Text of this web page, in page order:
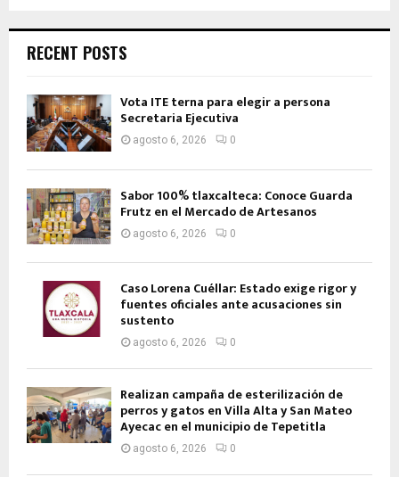
RECENT POSTS
Vota ITE terna para elegir a persona
Secretaria Ejecutiva
agosto 6, 2026 0
Sabor 100% tlaxcalteca: Conoce Guarda
Frutz en el Mercado de Artesanos
agosto 6, 2026 0
Caso Lorena Cuéllar: Estado exige rigor y
fuentes oficiales ante acusaciones sin
sustento
agosto 6, 2026 0
Realizan campaña de esterilización de
perros y gatos en Villa Alta y San Mateo
Ayecac en el municipio de Tepetitla
agosto 6, 2026 0